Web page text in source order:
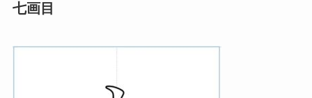
七画目